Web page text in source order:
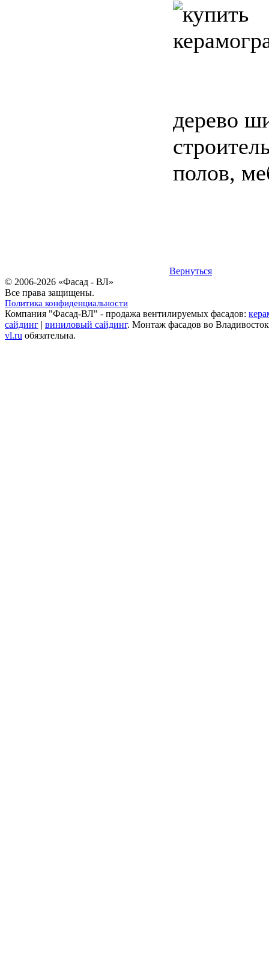
дерево
полов,
Вернуться
© 2006-2026 «Фасад - ВЛ»
Все права защищены.
Политика конфиденциальности
Компания "Фасад-ВЛ" - продажа вентилируемых фасадов:
сайдинг | виниловый сайдинг. Монтаж фасадов во
vl.ru обязательна.